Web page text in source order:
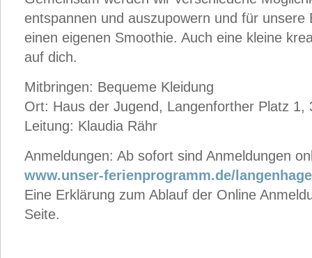
entspannen und auszupowern und für unsere
einen eigenen Smoothie. Auch eine kleine
auf dich.
Mitbringen: Bequeme Kleidung
Ort: Haus der Jugend, Langenforther Platz 1,
Leitung: Klaudia Rähr
Anmeldungen: Ab sofort sind Anmeldungen
www.unser-ferienprogramm.de/
Eine Erklärung zum Ablauf der Online
Seite.